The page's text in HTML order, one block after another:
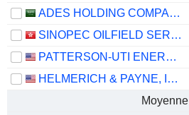
ADES HOLDING COMPANY
SINOPEC OILFIELD SERVICE CORPORATION
PATTERSON-UTI ENERGY, INC.
HELMERICH & PAYNE, INC.
Moyenne